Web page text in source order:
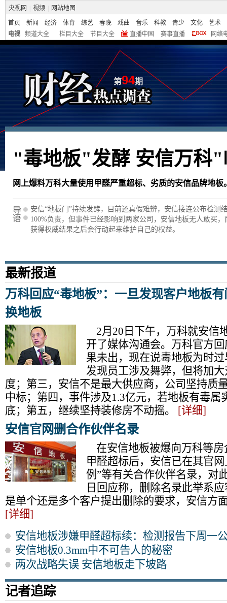
央视网 视频 网站地图
首页 新闻 经济 体育 综艺 春晚 戏曲 音乐 科教 青少 文化
艺术
电视
频道大全 栏目大全 节目大全 直播中国 赛事直播 网络
第94期
"毒地板"发酵 安信万科
网上爆料万科大量使用甲醛严重超标、劣质的安信品牌地板
安信“地板门”持续发酵，目前还真假难辨，安信接连公布检测
100%负责，但事件已经影响到两家公司，安信地板无人敢买
获得权威结果之后会行动起来维护自己的权益。
最新报道
万科回应“毒地板”：一旦发现客户地板
换地板
2月20日下午，万科就安信
开了媒体沟通会。万科官方
果未出，现在说毒地板为时
发现员工涉及舞弊，但将加
度；第三，安信不是最大供应商，公司坚持质
中标；第四，事件涉及1.3亿元，若地板有毒属
底；第五，继续坚持装修房不动摇。 [详细]
安信官网删合作伙伴名录
在安信地板被爆向万科等房
甲醛超标后，安信已在其官
例”等有关合作伙伴名录，对
日回应称，删除名录此举系
是单个还是多个客户提出删除的要求，安信方
[详细]
安信地板涉嫌甲醛超标续：检测报告下周一
安信地板0.3mm中不可告人的秘密
两次战略失误 安信地板走下坡路
记者追踪